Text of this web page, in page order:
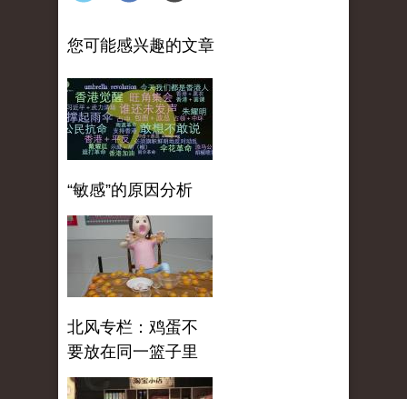
您可能感兴趣的文章
“敏感”的原因分析
北风专栏：鸡蛋不
要放在同一篮子里